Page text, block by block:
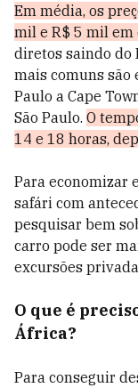
Em média, os
mil e R$ 5 mil em
diretos saindo do
mais comuns são
Paulo a Cape
São Paulo. O
14 e 18 horas,
Para economizar
safári com
pesquisar bem
carro pode ser
excursões
O que é
África?
Para conseguir